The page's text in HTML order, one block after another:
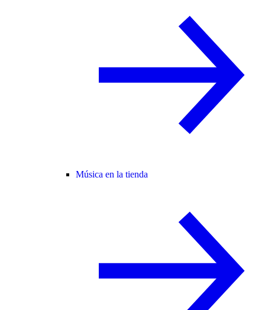
Música en la tienda